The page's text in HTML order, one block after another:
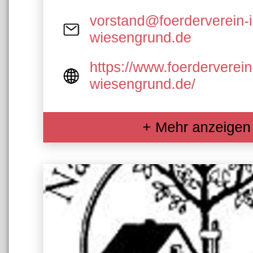
vorstand@foerderverein-
wiesengrund.de
https://
wiesengrund.de/
+ Mehr anzeigen